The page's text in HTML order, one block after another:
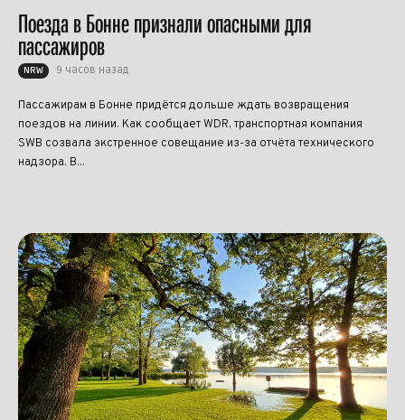
Поезда в Бонне признали опасными для
пассажиров
NRW 9 часов назад
Пассажирам в Бонне придётся дольше ждать возвращения
поездов на линии. Как сообщает WDR, транспортная компания
SWB созвала экстренное совещание из-за отчёта технического
надзора. В...